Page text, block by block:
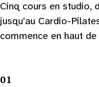
Cinq cours en studio,
jusqu'au Cardio-
commence en haut
01